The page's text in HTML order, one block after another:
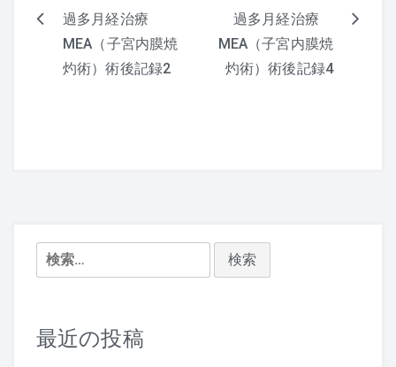
シ
ン
過多月経治療
MEA（子宮内膜焼
灼術）術後記録2
過多月経治療
MEA（子宮内膜焼
灼術）術後記録4
検
索:
最近の投稿